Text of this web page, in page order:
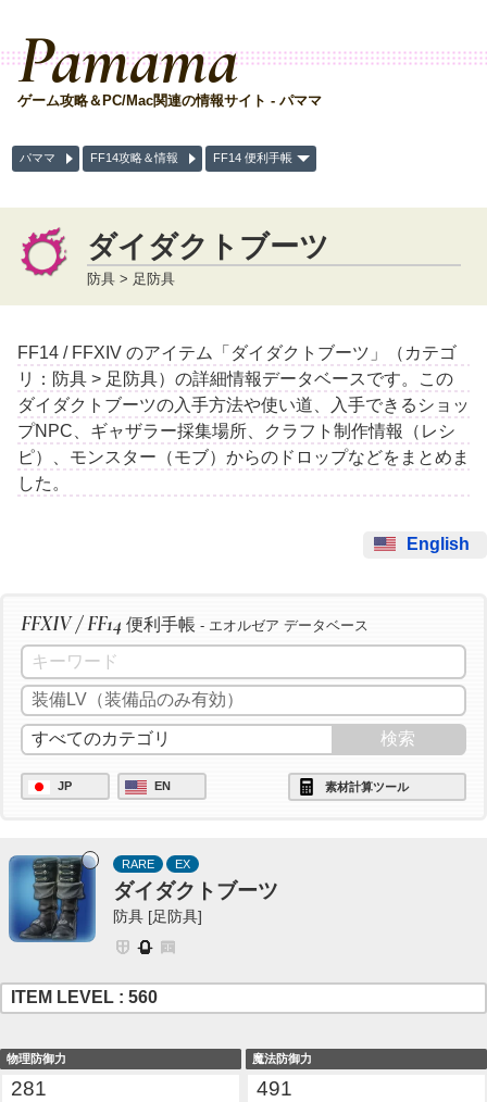
Pamama
ゲーム攻略＆PC/Mac関連の情報サイト - パママ
パママ FF14攻略＆情報 FF14 便利手帳
ダイダクトブーツ
防具 > 足防具
FF14 / FFXIV のアイテム「ダイダクトブーツ」（カテゴ
リ：防具 > 足防具）の詳細情報データベースです。この
ダイダクトブーツの入手方法や使い道、入手できるショッ
プNPC、ギャザラー採集場所、クラフト制作情報（レシ
ピ）、モンスター（モブ）からのドロップなどをまとめま
した。
English
FFXIV / FF14 便利手帳 - エオルゼア データベース
JP EN 素材計算ツール
RARE EX
ダイダクトブーツ
防具 [足防具]
ITEM LEVEL : 560
物理防御力
281
魔法防御力
491